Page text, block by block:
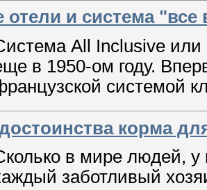
отели и система
All Inclusive или
в 1950-ом году.
системой
корма
в мире людей, у
заботливый